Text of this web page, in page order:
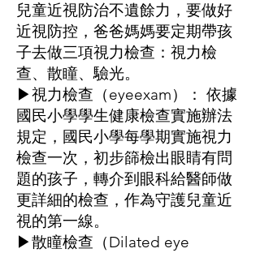
兒童近視防治不遺餘力，要做好
近視防控，爸爸媽媽要定期帶孩
子去做三項視力檢查：視力檢
查、散瞳、驗光。
▶視力檢查（eyeexam）： 依據
國民小學學生健康檢查實施辦法
規定，國民小學每學期實施視力
檢查一次，初步篩檢出眼睛有問
題的孩子，轉介到眼科給醫師做
更詳細的檢查，作為守護兒童近
視的第一線。
▶散瞳檢查（Dilated eye